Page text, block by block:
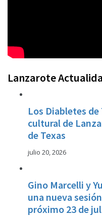
Lanzarote
Los Diabletes
cultural de
de Texas
julio 20, 2026
Gino Marcelli y
una nueva
próximo 23 de